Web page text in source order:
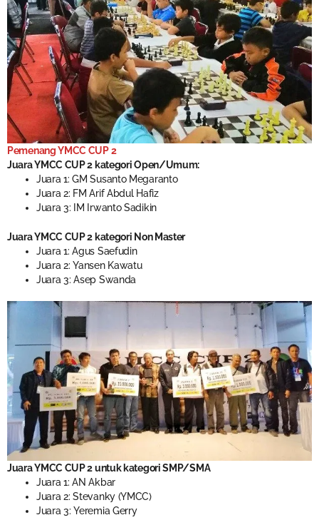
Pemenang YMCC CUP 2
Juara YMCC CUP 2 kategori Open/Umum:
Juara 1: GM Susanto Megaranto
Juara 2: FM Arif Abdul Hafiz
Juara 3: IM Irwanto Sadikin
Juara YMCC CUP 2 kategori Non Master
Juara 1: Agus Saefudin
Juara 2: Yansen Kawatu
Juara 3: Asep Swanda
Juara YMCC CUP 2 untuk kategori SMP/SMA
Juara 1: AN Akbar
Juara 2: Stevanky (YMCC)
Juara 3: Yeremia Gerry